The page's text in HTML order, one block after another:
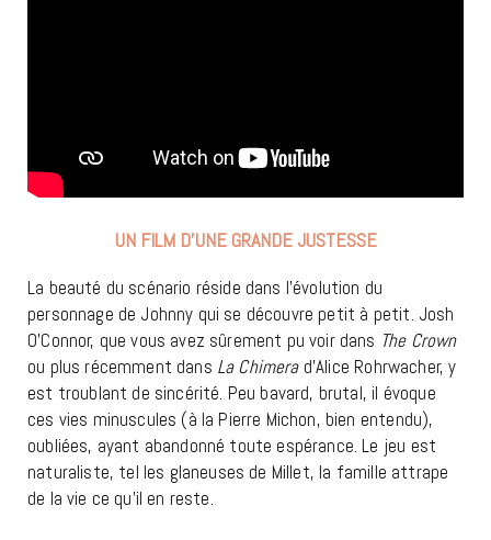
UN FILM D’UNE GRANDE JUSTESSE
La beauté du scénario réside dans l’évolution du
personnage de Johnny qui se découvre petit à petit. Josh
O’Connor, que vous avez sûrement pu voir dans The Crown
ou plus récemment dans La Chimerad’Alice Rohrwacher, y
est troublant de sincérité. Peu bavard, brutal, il évoque
ces vies minuscules (à la Pierre Michon, bien entendu),
oubliées, ayant abandonné toute espérance. Le jeu est
naturaliste, tel les glaneuses de Millet, la famille attrape
de la vie ce qu’il en reste.